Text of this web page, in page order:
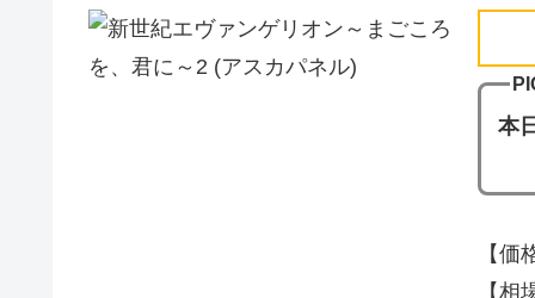
本
【
【